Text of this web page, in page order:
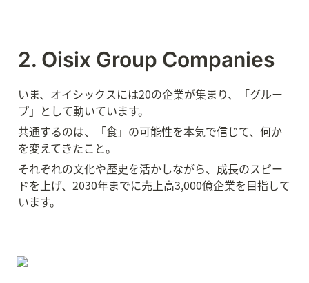
2. Oisix Group Companies
いま、オイシックスには20の企業が集まり、「グルー
プ」として動いています。
共通するのは、「食」の可能性を本気で信じて、何か
を変えてきたこと。
それぞれの文化や歴史を活かしながら、成長のスピー
ドを上げ、2030年までに売上高3,000億企業を目指して
います。